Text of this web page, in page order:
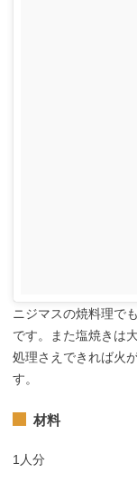
ニジマスの焼料理で
です。また塩焼きは
処理さえできれば火
す。
材料
1人分